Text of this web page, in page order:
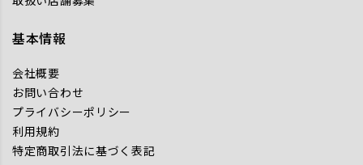
基本情報
会社概要
お問い合わせ
プライバシーポリシー
利用規約
特定商取引法に基づく表記